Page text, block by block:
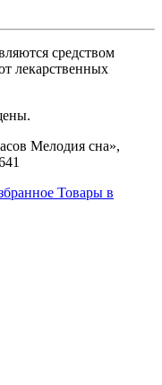
средством
лекарственных
Мелодия сна»,
Товары в